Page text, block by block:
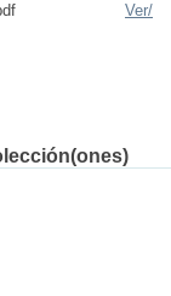
Ver/